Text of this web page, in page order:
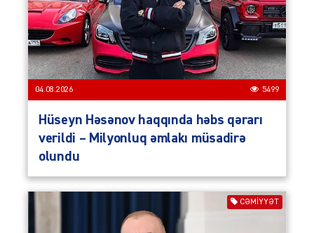
04.08.2026 5499
Hüseyn Həsənov haqqında həbs qərarı
verildi – Milyonluq əmlakı müsadirə
olundu
CƏMIYYƏT